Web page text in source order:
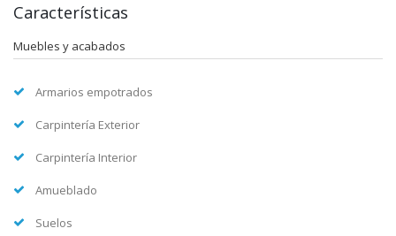
Características
Muebles y acabados
Armarios empotrados
Carpintería Exterior
Carpintería Interior
Amueblado
Suelos